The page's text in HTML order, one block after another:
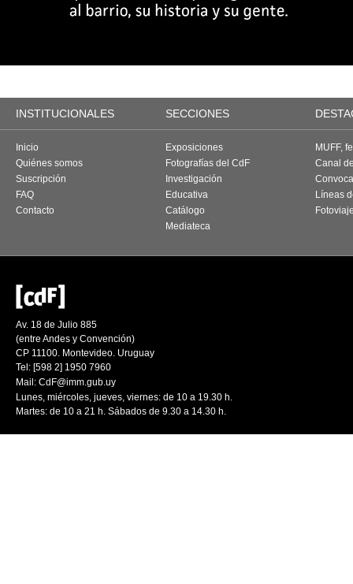
INSTITUCIONALES SECCIONES
Inicio
Quiénes somos
Suscripción
FAQ
Contacto
Exposiciones
Fotografías del CdF
Investigación
Educativa
Catálogo
Mediateca
MUFF,
Canal
Líneas
Av. 18 de Julio 885
(entre Andes y Convención)
CP 11100. Montevideo. Uruguay
Tel: [598 2] 1950 7960
Mail: CdF@imm.gub.uy
Lunes, miércoles, jueves, viernes: de 10 a 19.30 h.
Martes: de 10 a 21 h. Sábados de 9.30 a 14.30 h.